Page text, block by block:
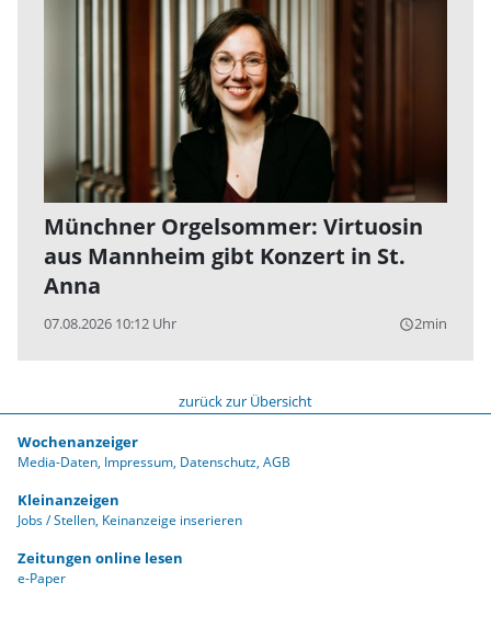
Münchner Orgelsommer: Virtuosin
aus Mannheim gibt Konzert in St.
Anna
07.08.2026 10:12 Uhr query_builder2min
zurück zur Übersicht
Wochenanzeiger
Media-Daten Impressum Datenschutz AGB
Kleinanzeigen
Jobs / Stellen Keinanzeige inserieren
Zeitungen online lesen
e-Paper